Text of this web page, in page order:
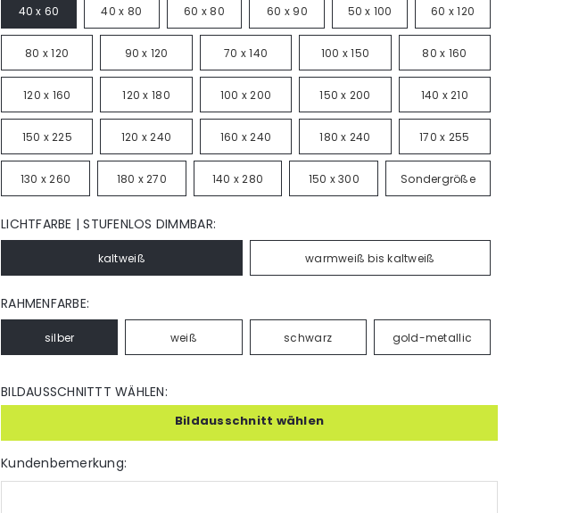
40 x 60 40 x 80 60 x 80 60 x 90 50 x 100 60 x 120
80 x 120 90 x 120 70 x 140 100 x 150 80 x 160
120 x 160 120 x 180 100 x 200 150 x 200 140 x 210
150 x 225 120 x 240 160 x 240 180 x 240 170 x 255
130 x 260 180 x 270 140 x 280 150 x 300 Sondergröße
LICHTFARBE | STUFENLOS DIMMBAR:
kaltweiß warmweiß bis kaltweiß
RAHMENFARBE:
silber weiß schwarz gold-metallic
BILDAUSSCHNITTT WÄHLEN:
Bildausschnitt wählen
Kundenbemerkung: